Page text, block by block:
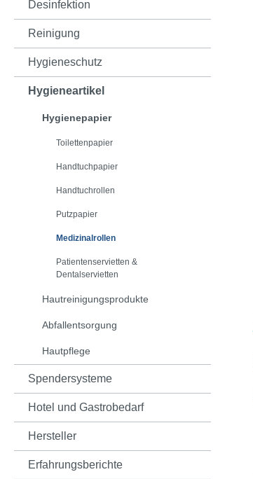
Desinfektion
Reinigung
Hygieneschutz
Hygieneartikel
Hygienepapier
Toilettenpapier
Handtuchpapier
Handtuchrollen
Putzpapier
Medizinalrollen
Patientenservietten &
Dentalservietten
Hautreinigungsprodukte
Abfallentsorgung
Hautpflege
Spendersysteme
Hotel und Gastrobedarf
Hersteller
Erfahrungsberichte